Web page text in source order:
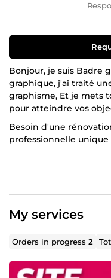
Bonjour, je suis Badre
graphique, j'ai traité
graphisme, Et je mets
pour atteindre vos
Besoin d'une
professionnelle
votre identité visuelle
publicitaires et
contacter
My services
Orders in progress2